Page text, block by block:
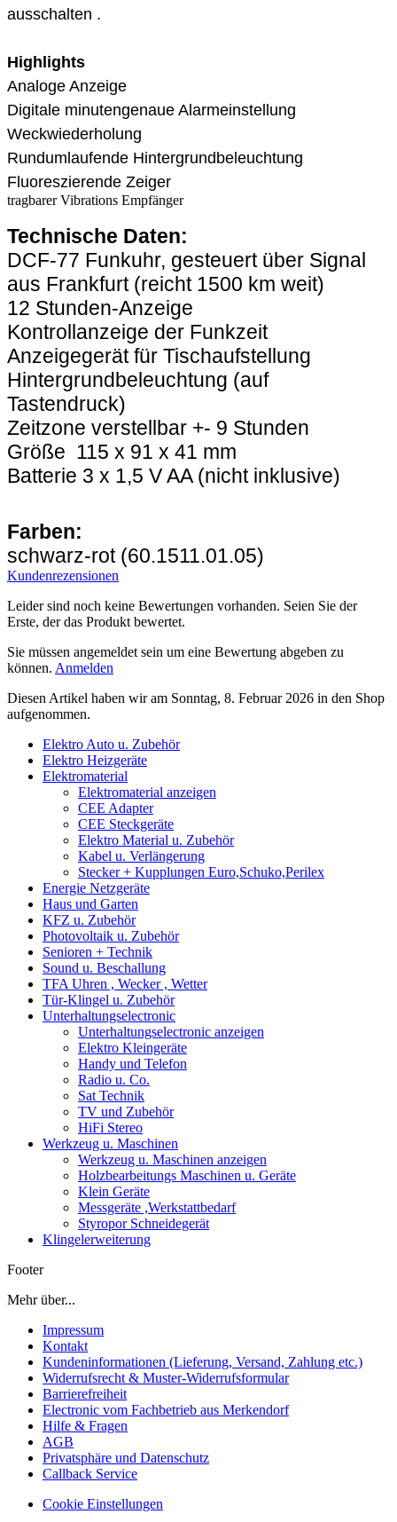
ausschalten .
Highlights
Analoge Anzeige
Digitale minutengenaue Alarmeinstellung
Weckwiederholung
Rundumlaufende Hintergrundbeleuchtung
Fluoreszierende Zeiger
tragbarer Vibrations Empfänger
Technische Daten:
DCF-77 Funkuhr, gesteuert über Signal
aus Frankfurt (reicht 1500 km weit)
12 Stunden-Anzeige
Kontrollanzeige der Funkzeit
Anzeigegerät für Tischaufstellung
Hintergrundbeleuchtung (auf
Tastendruck)
Zeitzone verstellbar +- 9 Stunden
Größe 115 x 91 x 41 mm
Batterie 3 x 1,5 V AA (nicht inklusive)
Farben:
schwarz-rot (60.1511.01.05)
Kundenrezensionen
Leider sind noch keine Bewertungen vorhanden. Seien Sie der
Erste, der das Produkt bewertet.
Sie müssen angemeldet sein um eine Bewertung abgeben zu
können. Anmelden
Diesen Artikel haben wir am Sonntag, 8. Februar 2026 in den Shop
aufgenommen.
Elektro Auto u. Zubehör
Elektro Heizgeräte
Elektromaterial
Elektromaterial anzeigen
CEE Adapter
CEE Steckgeräte
Elektro Material u. Zubehör
Kabel u. Verlängerung
Stecker + Kupplungen Euro,Schuko,Perilex
Energie Netzgeräte
Haus und Garten
KFZ u. Zubehör
Photovoltaik u. Zubehör
Senioren + Technik
Sound u. Beschallung
TFA Uhren , Wecker , Wetter
Tür-Klingel u. Zubehör
Unterhaltungselectronic
Unterhaltungselectronic anzeigen
Elektro Kleingeräte
Handy und Telefon
Radio u. Co.
Sat Technik
TV und Zubehör
HiFi Stereo
Werkzeug u. Maschinen
Werkzeug u. Maschinen anzeigen
Holzbearbeitungs Maschinen u. Geräte
Klein Geräte
Messgeräte ,Werkstattbedarf
Styropor Schneidegerät
Klingelerweiterung
Footer
Mehr über...
Impressum
Kontakt
Kundeninformationen (Lieferung, Versand, Zahlung etc.)
Widerrufsrecht & Muster-Widerrufsformular
Barrierefreiheit
Electronic vom Fachbetrieb aus Merkendorf
Hilfe & Fragen
AGB
Privatsphäre und Datenschutz
Callback Service
Cookie Einstellungen